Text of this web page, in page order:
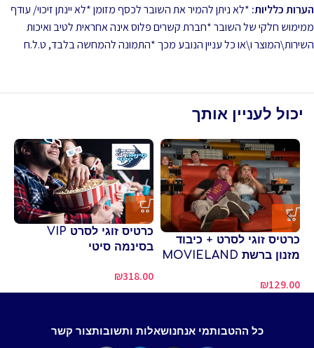
הערות כלליות: *לא ניתן להמיר את השובר לכסף מזומן *לא יינתן זיכוי/ עודף
ממימוש חלקי של השובר *חברת קשרים פלוס אינה אחראית לטיב ואיכות
השירות\המוצר ו\או כל עניין הנובע מכך *התמונה להמחשה בלבד, ט.ל.ח
יכול לעניין אותך
כרטיס זוגי לסרט + כיבוד
מזנון ברשת MOVIELAND
₪129.00
כרטיס זוגי לסרט VIP
בסינמה סיטי
₪318.00
כל ההטבותמי אנחנושאלות ותשובותצור קשר